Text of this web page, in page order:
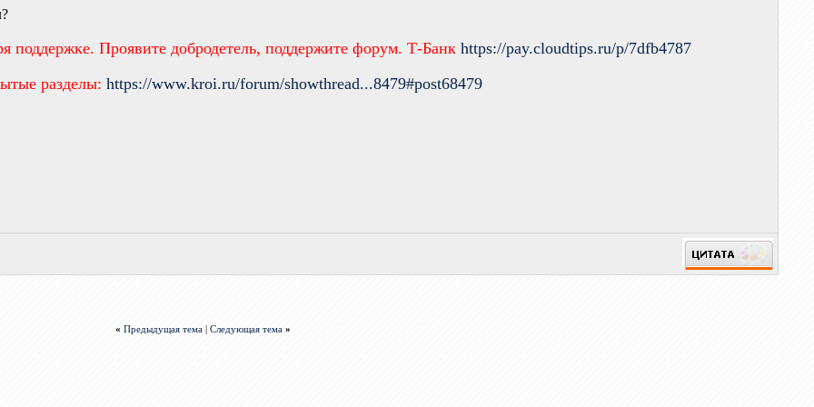
поддержке. Проявите добродетель, поддержите форум. Т-Банкhttps://pay.cloudtips.ru/p/7dfb4787
разделы:https://www.kroi.ru/forum/showthread...8479#post68479
« Предыдущая тема |Следующая тема »